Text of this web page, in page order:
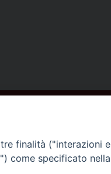
finalità ("interazioni e
come specificato nella